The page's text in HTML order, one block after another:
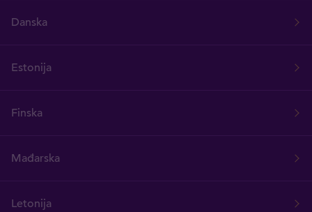
Danska
Estonija
Finska
Mađarska
Letonija